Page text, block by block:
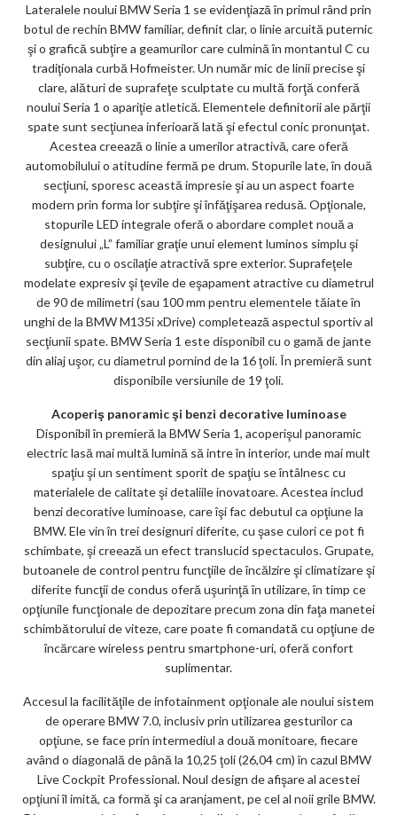
Lateralele noului BMW Seria 1 se evidenţiază în primul rând prin
botul de rechin BMW familiar, definit clar, o linie arcuită puternic
şi o grafică subţire a geamurilor care culmină în montantul C cu
tradiţionala curbă Hofmeister. Un număr mic de linii precise şi
clare, alături de suprafeţe sculptate cu multă forţă conferă
noului Seria 1 o apariţie atletică. Elementele definitorii ale părţii
spate sunt secţiunea inferioară lată şi efectul conic pronunţat.
Acestea creează o linie a umerilor atractivă, care oferă
automobilului o atitudine fermă pe drum. Stopurile late, în două
secţiuni, sporesc această impresie şi au un aspect foarte
modern prin forma lor subţire şi înfăţişarea redusă. Opţionale,
stopurile LED integrale oferă o abordare complet nouă a
designului „L” familiar graţie unui element luminos simplu şi
subţire, cu o oscilaţie atractivă spre exterior. Suprafeţele
modelate expresiv şi ţevile de eşapament atractive cu diametrul
de 90 de milimetri (sau 100 mm pentru elementele tăiate în
unghi de la BMW M135i xDrive) completează aspectul sportiv al
secţiunii spate. BMW Seria 1 este disponibil cu o gamă de jante
din aliaj uşor, cu diametrul pornind de la 16 ţoli. În premieră sunt
disponibile versiunile de 19 ţoli.
Acoperiş panoramic şi benzi decorative luminoase
Disponibil în premieră la BMW Seria 1, acoperişul panoramic
electric lasă mai multă lumină să intre în interior, unde mai mult
spaţiu şi un sentiment sporit de spaţiu se întâlnesc cu
materialele de calitate şi detaliile inovatoare. Acestea includ
benzi decorative luminoase, care îşi fac debutul ca opţiune la
BMW. Ele vin în trei designuri diferite, cu şase culori ce pot fi
schimbate, şi creează un efect translucid spectaculos. Grupate,
butoanele de control pentru funcţiile de încălzire şi climatizare şi
diferite funcţii de condus oferă uşurinţă în utilizare, în timp ce
opţiunile funcţionale de depozitare precum zona din faţa manetei
schimbătorului de viteze, care poate fi comandată cu opţiune de
încărcare wireless pentru smartphone-uri, oferă confort
suplimentar.
Accesul la facilităţile de infotainment opţionale ale noului sistem
de operare BMW 7.0, inclusiv prin utilizarea gesturilor ca
opţiune, se face prin intermediul a două monitoare, fiecare
având o diagonală de până la 10,25 ţoli (26,04 cm) în cazul BMW
Live Cockpit Professional. Noul design de afişare al acestei
opţiuni îl imită, ca formă şi ca aranjament, pe cel al noii grile BMW.